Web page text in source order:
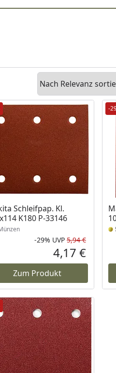
Sortieren
Preis
Schleifpap. Kl.
K180 P-33146
Rabatt
-29% UVP 5,94 €
4,17 €
Zum Produkt
-